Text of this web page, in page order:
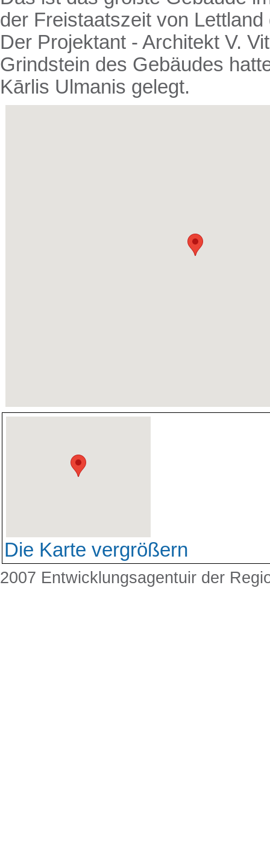
der Freistaatszeit von
Der Projektant - Architekt V.
Grindstein des Gebäudes
Kārlis Ulmanis gelegt.
Die Karte vergrößern
2007 Entwicklungsagentuir der